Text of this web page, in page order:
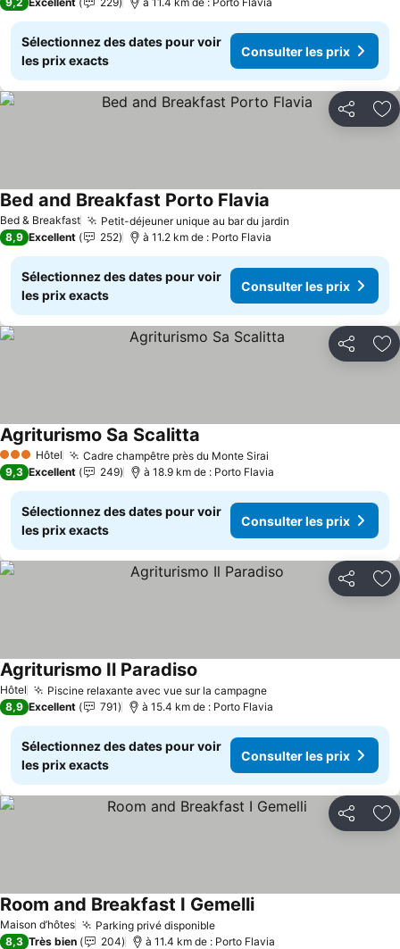
Sélectionnez des dates pour voir
les prix exacts
Consulter les prix
Partager
Bed & Breakfast Petit-déjeuner unique au bar du jardin
Bed and Breakfast Porto Flavia
8,9 Excellent 252 à 11.2 km de : Porto Flavia
Sélectionnez des dates pour voir
les prix exacts
Consulter les prix
Partager
3 ÉtoilesHôtel Cadre champêtre près du Monte Sirai
Agriturismo Sa Scalitta
9,3 Excellent 249 à 18.9 km de : Porto Flavia
Sélectionnez des dates pour voir
les prix exacts
Consulter les prix
Partager
Hôtel Piscine relaxante avec vue sur la campagneConsulter les prix
Agriturismo Il Paradiso
8,9 Excellent 791 à 15.4 km de : Porto Flavia
Sélectionnez des dates pour voir
les prix exacts
Consulter les prix
Partager
Maison d’hôtes Parking privé disponibleConsulter les prix
Room and Breakfast I GemelliConsulter les prix
8,3 Très bien 204 à 11.4 km de : Porto Flavia